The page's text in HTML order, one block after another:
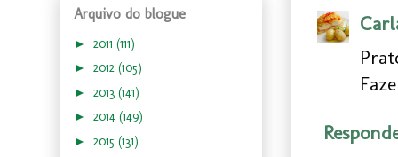
Arquivo do blogue
► 2011 (111)
► 2012 (105)
► 2013 (141)
► 2014 (149)
► 2015 (131)